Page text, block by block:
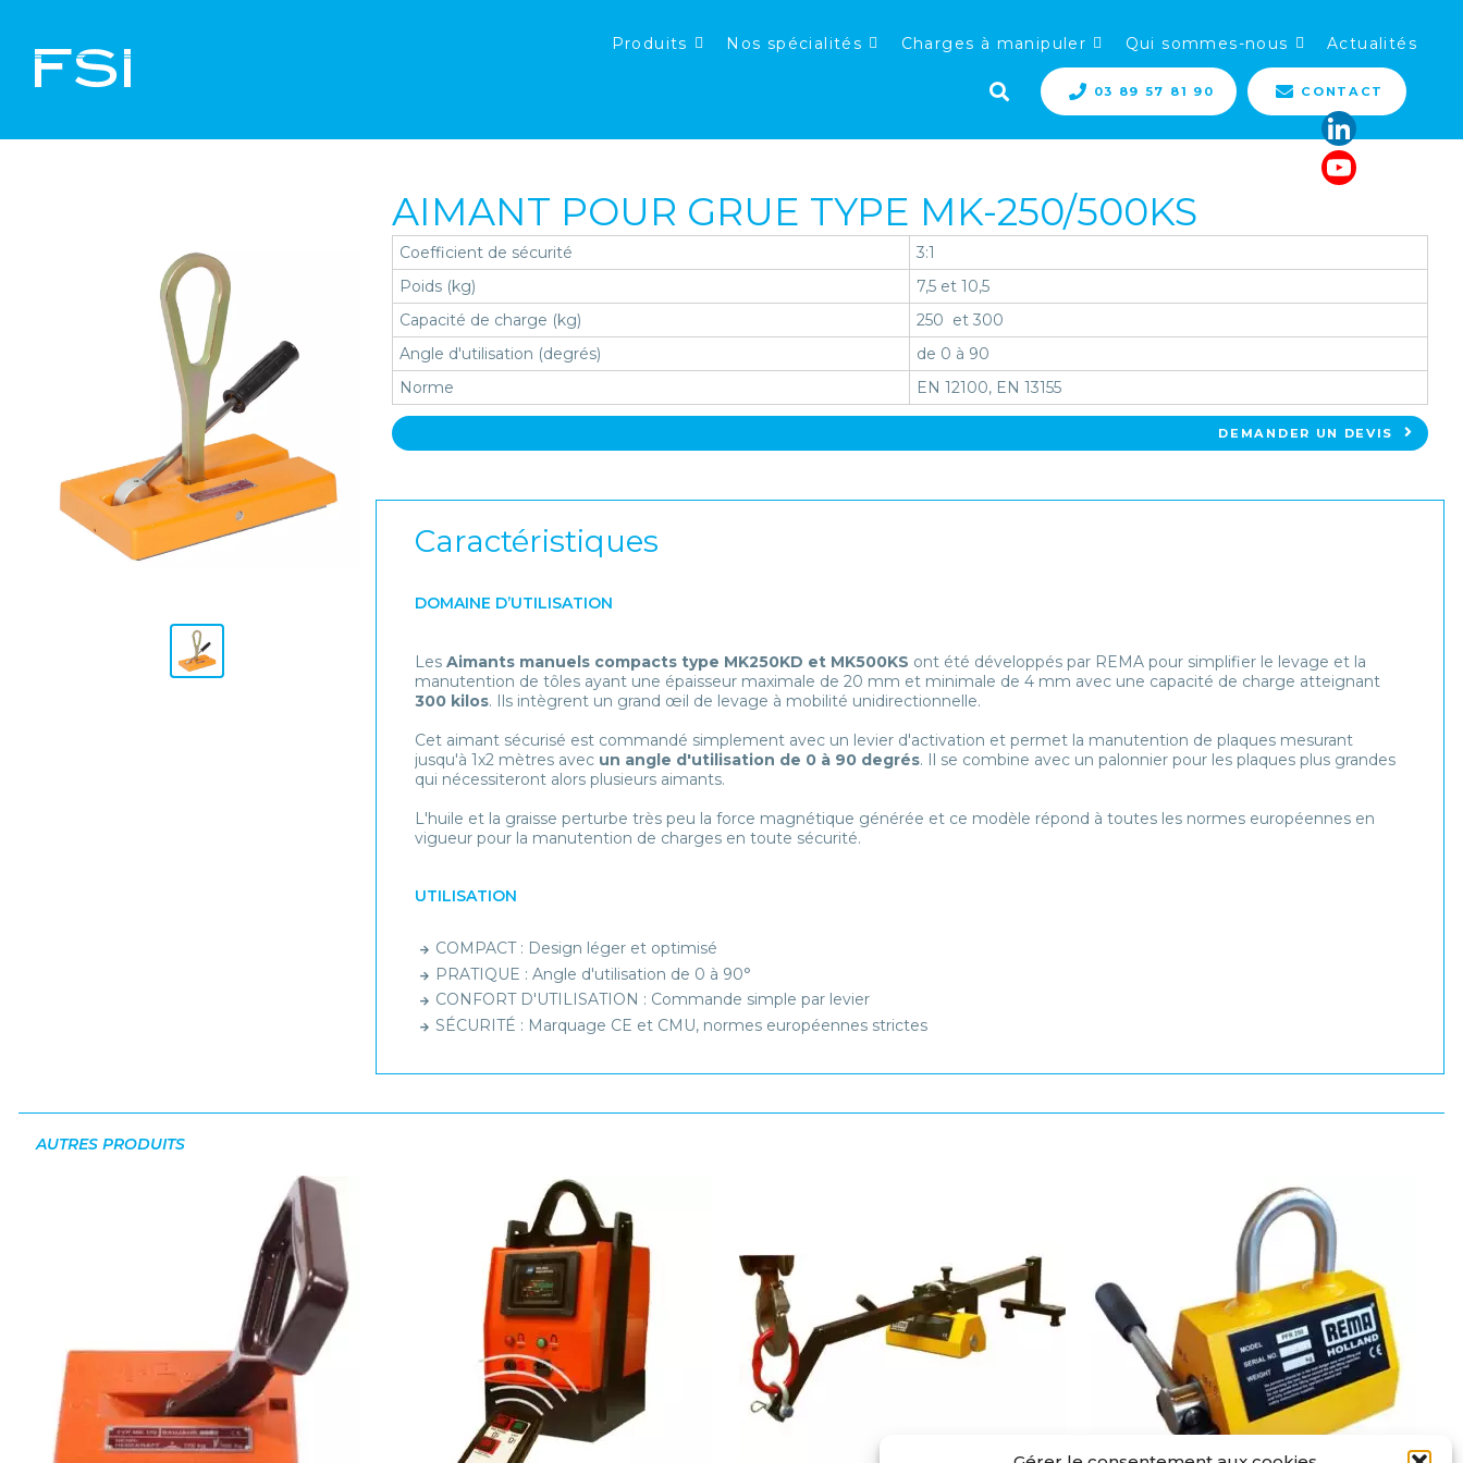
Produits Nos spécialités Charges à manipuler Qui sommes-nous Actualités
03 89 57 81 90 CONTACT
AIMANT POUR GRUE TYPE MK-250/500KS
Coefficient de sécurité
3:1
Poids (kg)
7,5 et 10,5
Capacité de charge (kg)
250 et 300
Angle d'utilisation (degrés)
de 0 à 90
Norme
EN 12100, EN 13155
DEMANDER UN DEVIS
Caractéristiques
DOMAINE D’UTILISATION
Les Aimants manuels compacts type MK250KD et MK500KS ont été développés par REMA pour simplifier le levage et la
manutention de tôles ayant une épaisseur maximale de 20 mm et minimale de 4 mm avec une capacité de charge atteignant
300 kilos. Ils intègrent un grand œil de levage à mobilité unidirectionnelle.
Cet aimant sécurisé est commandé simplement avec un levier d'activation et permet la manutention de plaques mesurant
jusqu'à 1x2 mètres avec un angle d'utilisation de 0 à 90 degrés. Il se combine avec un palonnier pour les plaques plus grandes
qui nécessiteront alors plusieurs aimants.
L'huile et la graisse perturbe très peu la force magnétique générée et ce modèle répond à toutes les normes européennes en
vigueur pour la manutention de charges en toute sécurité.
UTILISATION
COMPACT : Design léger et optimisé
PRATIQUE : Angle d'utilisation de 0 à 90°
CONFORT D'UTILISATION : Commande simple par levier
SÉCURITÉ : Marquage CE et CMU, normes européennes strictes
AUTRES PRODUITS